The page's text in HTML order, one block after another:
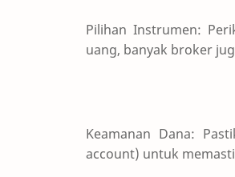
Pilihan Instrumen:
uang, banyak broker
Keamanan Dana:
account) untuk